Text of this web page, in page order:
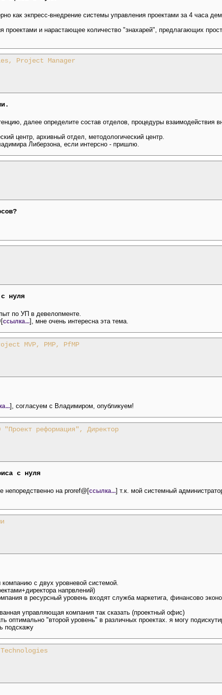
как экпресс-внедрение системы управления проектами за 4 часа
проектами и нарастающее количество "знахарей", предлагающих
Project Manager
далее определите состав отделов, процедуры взаимодействия
центр, архивный отдел, методологический центр.
Либерзона, если интерсно - пришлю.
нуля
по УП в девелопменте.
ссылка...], мне очень интересна эта тема.
MVP, PMP, PfMP
], согласуем с Владимиром, опубликуем!
"Проект реформация", Директор
с нуля
на proref@[ссылка...] т.к. мой системный
компанию с двух уровневой системой.
напрвлений)
в ресурсный уровень входят служба маркетига, финансово
управляющая компания так сказать (проектный офис)
оптимально "второй уровень" в различных проектах. я могу
подскажу